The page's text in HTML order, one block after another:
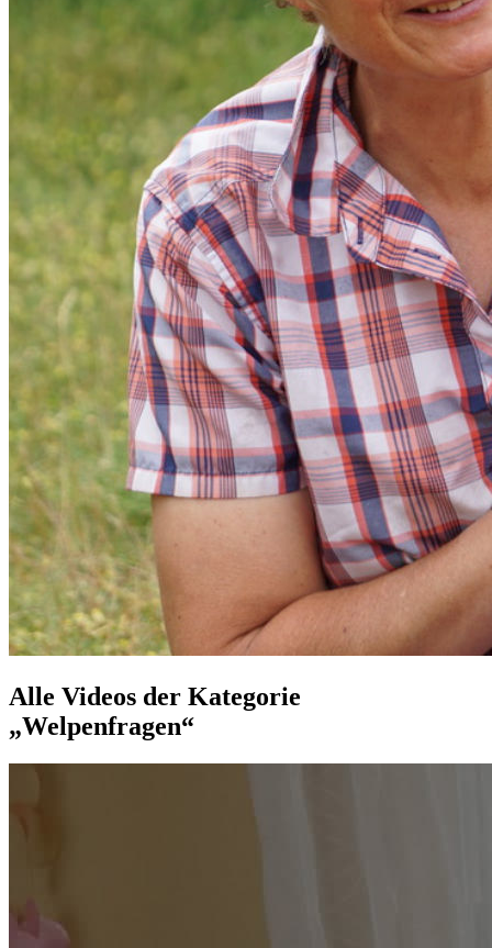
Alle Videos der Kategorie
„Welpenfragen“